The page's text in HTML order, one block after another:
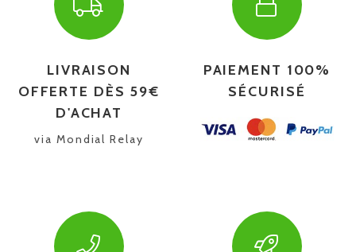
LIVRAISON
OFFERTE DÈS 59€
D'ACHAT
via Mondial Relay
PAIEMENT 100%
SÉCURISÉ